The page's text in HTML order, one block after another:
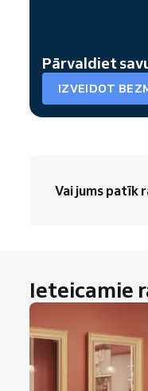
Pārvaldiet
IZVEIDOT
Vai jums patīk
Ieteicamie